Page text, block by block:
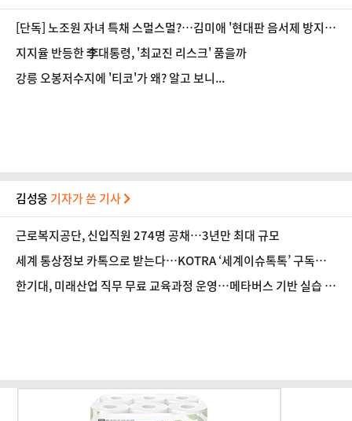
[단독] 노조원 자녀 특채 스멀스멀?…김미애 '현대판 음서제 방지
법'으로 근절 나선다
지지율 반등한 李대통령, '최교진 리스크' 품을까
강릉 오봉저수지에 '티코'가 왜? 알고 보니...
김성웅 기자가 쓴 기사
근로복지공단, 신입직원 274명 공채…3년만 최대 규모
세계 통상정보 카톡으로 받는다…KOTRA ‘세계이슈톡톡’ 구독자 1
만명 돌파
한기대, 미래산업 직무 무료 교육과정 운영…메타버스 기반 실습 도